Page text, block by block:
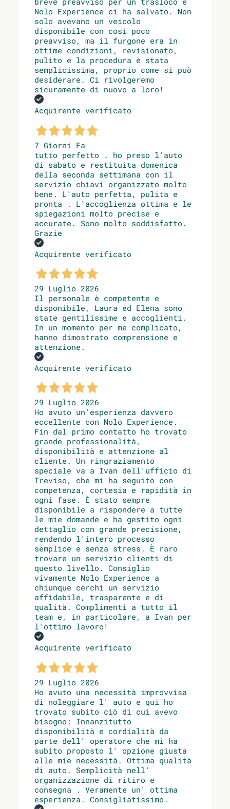
Nolo Experience ci ha salvato. Non
solo avevano un veicolo
disponibile con così poco
preavviso, ma il furgone era in
ottime condizioni, revisionato,
pulito e la procedura è stata
semplicissima, proprio come si può
desiderare. Ci rivolgeremo
sicuramente di nuovo a loro!
Acquirente verificato
7 Giorni Fa
tutto perfetto . ho preso l'auto
di sabato e restituita domenica
della seconda settimana con il
servizio chiavi organizzato molto
bene. L'auto perfetta, pulita e
pronta . L'accoglienza ottima e le
spiegazioni molto precise e
accurate. Sono molto soddisfatto.
Grazie
Acquirente verificato
29 Luglio 2026
Il personale è competente e
disponibile, Laura ed Elena sono
state gentilissime e accoglienti.
In un momento per me complicato,
hanno dimostrato comprensione e
attenzione.
Acquirente verificato
29 Luglio 2026
Ho avuto un'esperienza davvero
eccellente con Nolo Experience.
Fin dal primo contatto ho trovato
grande professionalità,
disponibilità e attenzione al
cliente. Un ringraziamento
speciale va a Ivan dell'ufficio di
Treviso, che mi ha seguito con
competenza, cortesia e rapidità in
ogni fase. È stato sempre
disponibile a rispondere a tutte
le mie domande e ha gestito ogni
dettaglio con grande precisione,
rendendo l'intero processo
semplice e senza stress. È raro
trovare un servizio clienti di
questo livello. Consiglio
vivamente Nolo Experience a
chiunque cerchi un servizio
affidabile, trasparente e di
qualità. Complimenti a tutto il
team e, in particolare, a Ivan per
l'ottimo lavoro!
Acquirente verificato
29 Luglio 2026
Ho avuto una necessità improvvisa
di noleggiare l' auto e qui ho
trovato subito ciò di cui avevo
bisogno: Innanzitutto
disponibilità e cordialità da
parte dell' operatore che mi ha
subito proposto l' opzione giusta
alle mie necessità. Ottima qualità
di auto. Semplicità nell'
organizzazione di ritiro e
consegna . Veramente un' ottima
esperienza. Consigliatissimo.